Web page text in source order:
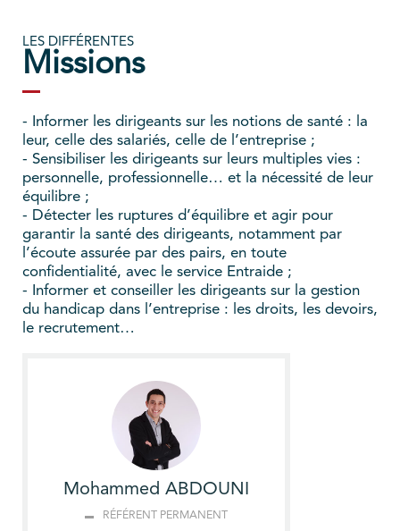
LES DIFFÉRENTES
Missions
- Informer les dirigeants sur les notions de santé : la
leur, celle des salariés, celle de l’entreprise ;
- Sensibiliser les dirigeants sur leurs multiples vies :
personnelle, professionnelle… et la nécessité de leur
équilibre ;
- Détecter les ruptures d’équilibre et agir pour
garantir la santé des dirigeants, notamment par
l’écoute assurée par des pairs, en toute
confidentialité, avec le service Entraide ;
- Informer et conseiller les dirigeants sur la gestion
du handicap dans l’entreprise : les droits, les devoirs,
le recrutement…
Mohammed ABDOUNI
RÉFÉRENT PERMANENT